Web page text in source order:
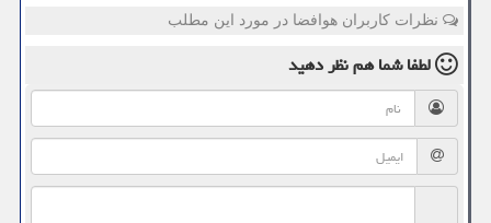
نظرات کاربران هوافضا در مورد این مطلب
لطفا شما همنظر دهید